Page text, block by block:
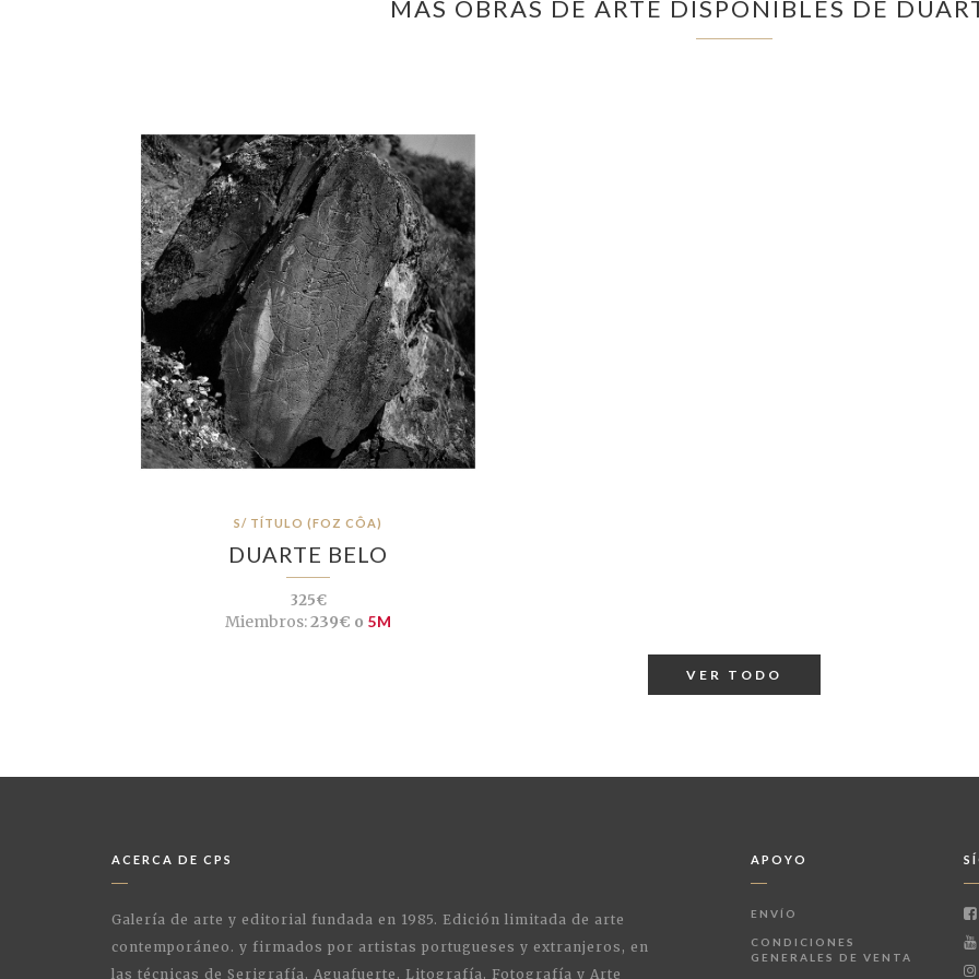
MÁS OBRAS DE ARTE DISPONIBLES DE
S/ TÍTULO (FOZ CÔA)
DUARTE BELO
325€
Miembros:239€ o 5M
VER TODO
ACERCA DE CPS
Galería de arte y editorial fundada en 1985. Edición limitada de arte
contemporáneo. y firmados por artistas portugueses y extranjeros, en
las técnicas de Serigrafía, Aguafuerte, Litografía, Fotografía y Arte
APOYO
ENVÍO
CONDICIONES
GENERALES DE VENTA